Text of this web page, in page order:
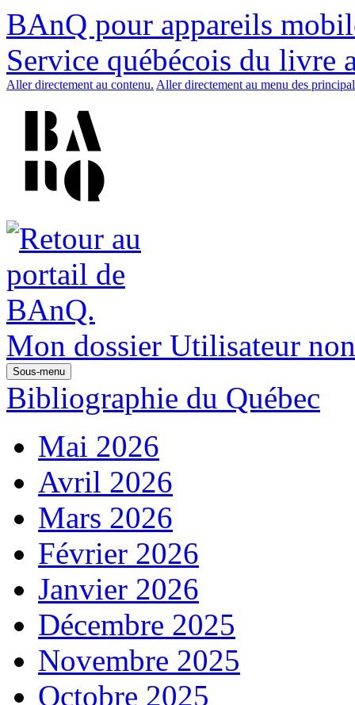
BAnQ pour appareils
Service québécois du livre
Aller directement au contenu. Aller directement au menu des
Mon dossier Utilisateur
Sous-menu
Bibliographie du Québec
Mai 2026
Avril 2026
Mars 2026
Février 2026
Janvier 2026
Décembre 2025
Novembre 2025
Octobre 2025